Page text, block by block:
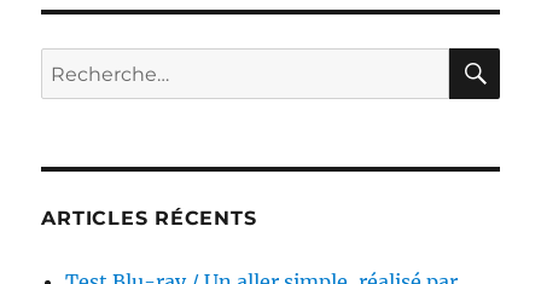
Les
Rescapés
du
Richard
Recherche
pour :
ARTICLES RÉCENTS